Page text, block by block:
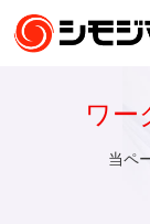
ワー
当ペ